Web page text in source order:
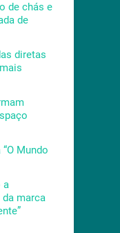
de chás e
de
diretas
Mundo
a
marca